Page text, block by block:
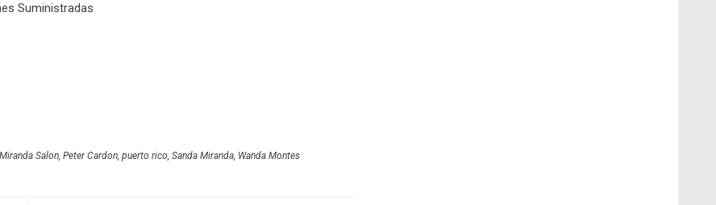
Suministradas
Miranda Salon, Peter Cardon, puerto rico, Sanda Miranda, Wanda Montes